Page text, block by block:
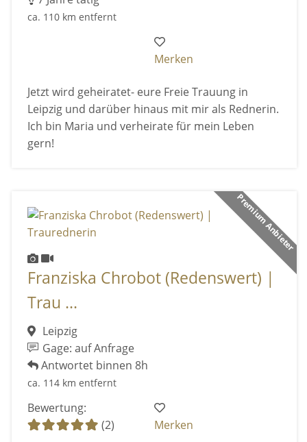
ca. 110 km entfernt
Merken
Jetzt wird geheiratet- eure Freie Trauung in
Leipzig und darüber hinaus mit mir als Rednerin.
Ich bin Maria und verheirate für mein Leben
gern!
Premium Anbieter
Franziska Chrobot (Redenswert) |
Trau ...
Leipzig
Gage: auf Anfrage
Antwortet binnen 8h
ca. 114 km entfernt
Bewertung:
(2)
Merken